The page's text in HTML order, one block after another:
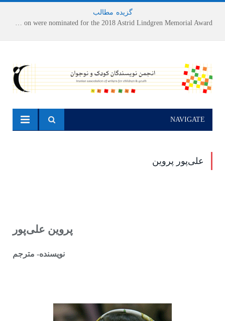
گزیده مطالب
NAVIGATE
علی‌پور پروین
پروین على‌پور
نویسنده- مترجم